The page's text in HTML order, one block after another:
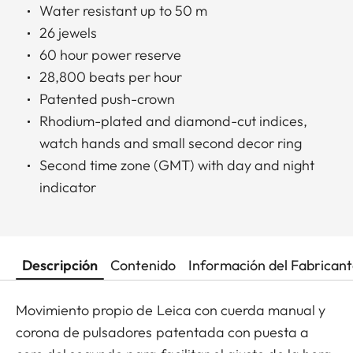
Water resistant up to 50 m
26 jewels
60 hour power reserve
28,800 beats per hour
Patented push-crown
Rhodium-plated and diamond-cut indices,
watch hands and small second decor ring
Second time zone (GMT) with day and night
indicator
Descripción Contenido Información del
Movimiento propio de Leica con cuerda manual y
corona de pulsadores patentada con puesta a